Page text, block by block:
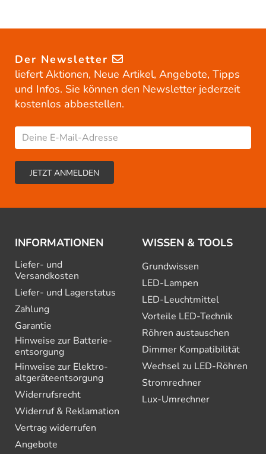
Der Newsletter
liefert Aktionen, Neue Artikel, Angebote, Tipps
und Infos. Sie können den Newsletter jederzeit
kostenlos abbestellen.
INFORMATIONEN
Liefer- und
Versandkosten
Liefer- und Lagerstatus
Zahlung
Garantie
Hinweise zur Batterie­
entsorgung
Hinweise zur Elektro­
altgeräte­entsorgung
Widerrufsrecht
Widerruf & Reklamation
Vertrag widerrufen
Angebote
WISSEN & TOOLS
Grundwissen
LED-Lampen
LED-Leuchtmittel
Vorteile LED-Technik
Röhren austauschen
Dimmer Kompatibilität
Wechsel zu LED-Röhren
Stromrechner
Lux-Umrechner